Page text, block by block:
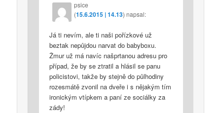
psice
(15.6.2015 | 14.13)napsal:
Já ti nevím, ale ti naši pořízkové už
beztak nepůjdou narvat do babyboxu.
Žmur už má navíc našprtanou adresu pro
případ, že by se ztratil a hlásil se panu
policistovi, takže by stejně do půlhodiny
rozesmátě zvonil na dveře i s nějakým tím
ironickým vtípkem a paní ze sociálky za
zády!